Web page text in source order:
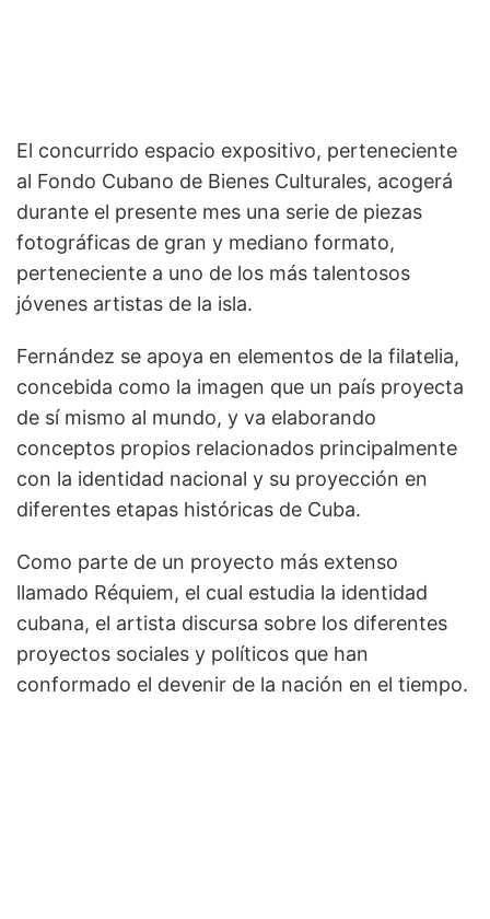
El concurrido espacio expositivo, perteneciente
al Fondo Cubano de Bienes Culturales, acogerá
durante el presente mes una serie de piezas
fotográficas de gran y mediano formato,
perteneciente a uno de los más talentosos
jóvenes artistas de la isla.
Fernández se apoya en elementos de la filatelia,
concebida como la imagen que un país proyecta
de sí mismo al mundo, y va elaborando
conceptos propios relacionados principalmente
con la identidad nacional y su proyección en
diferentes etapas históricas de Cuba.
Como parte de un proyecto más extenso
llamado Réquiem, el cual estudia la identidad
cubana, el artista discursa sobre los diferentes
proyectos sociales y políticos que han
conformado el devenir de la nación en el tiempo.